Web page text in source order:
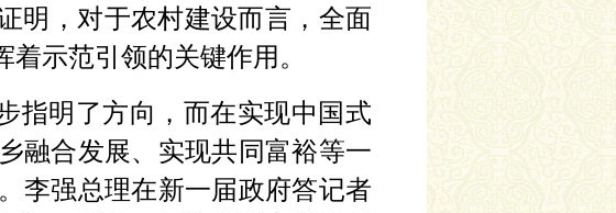
明，对于农村建设而言，全面
示范引领的关键作用。
指明了方向，而在实现中国式
融合发展、实现共同富裕等一
李强总理在新一届政府答记者